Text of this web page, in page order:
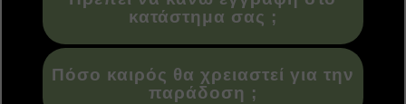
κατάστημα σας ;
Πόσο καιρός θα χρειαστεί για την
παράδοση ;